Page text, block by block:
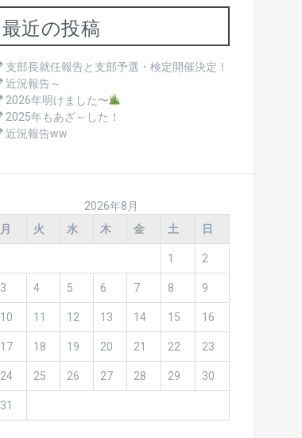
最近の投稿
支部長就任報告と支部予選・検定開催決定！
近況報告～
2026年明けました〜
2025年もあざ～した！
近況報告ww
2026年8月
月
火 水 木 金 土 日
1 2
3 4 5 6 7 8 9
10 11 12 13 14 15 16
17 18 19 20 21 22 23
24 25 26 27 28 29 30
31